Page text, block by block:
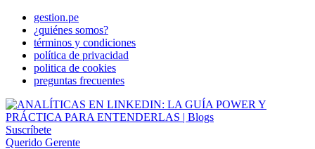
gestion.pe
¿quiénes somos?
términos y condiciones
política de privacidad
politica de cookies
preguntas frecuentes
Suscríbete
Querido Gerente